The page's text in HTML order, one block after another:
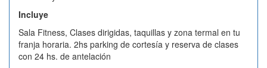
Incluye
Sala Fitness, Clases dirigidas, taquillas y zona termal en tu
franja horaria. 2hs parking de cortesía y reserva de clases
con 24 hs. de antelación